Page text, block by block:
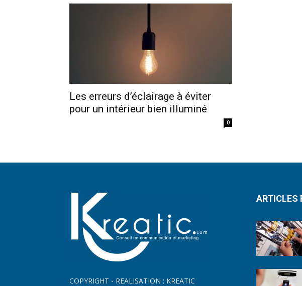
Les erreurs d’éclairage à éviter
pour un intérieur bien illuminé
0
COPYRIGHT - REALISATION : KREATIC
ARTICLES